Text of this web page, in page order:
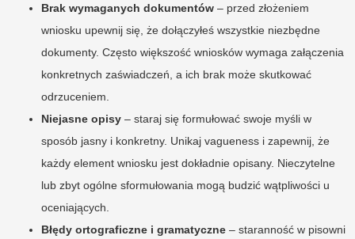
Brak wymaganych dokumentów – przed złożeniem
wniosku upewnij się, że dołączyłeś wszystkie niezbędne
dokumenty. Często większość wniosków wymaga załączenia
konkretnych zaświadczeń, a ich brak może skutkować
odrzuceniem.
Niejasne opisy – staraj się formułować swoje myśli w
sposób jasny i konkretny. Unikaj vagueness i zapewnij, że
każdy element wniosku jest dokładnie opisany. Nieczytelne
lub zbyt ogólne sformułowania mogą budzić wątpliwości u
oceniających.
Błędy ortograficzne i gramatyczne – staranność w pisowni